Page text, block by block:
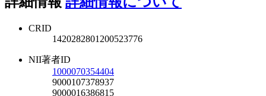
CRID
1420282801200523776
NII著者ID
1000070354404
9000107378937
9000016386815